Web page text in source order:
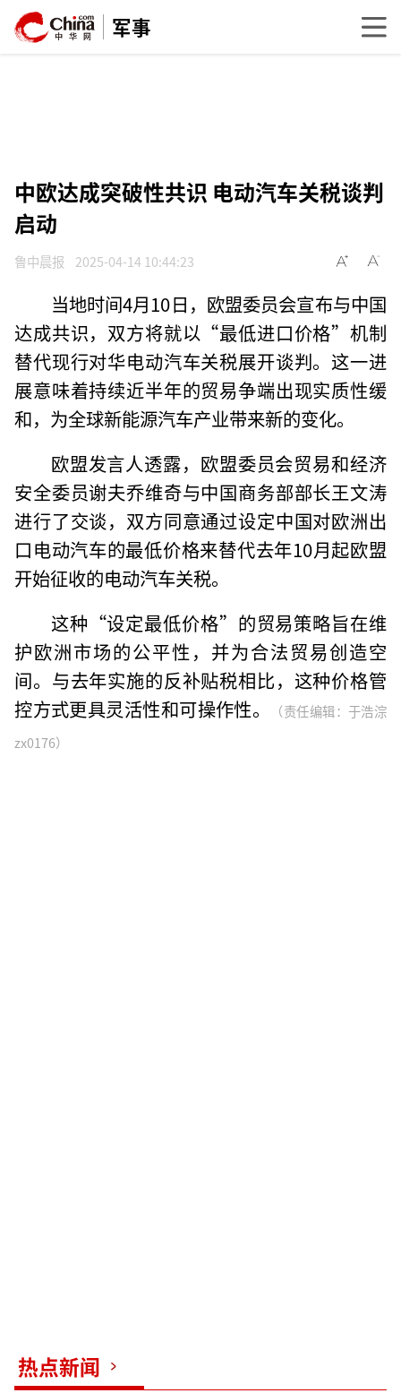
军事
中欧达成突破性共识 电动汽车关税谈判
启动
鲁中晨报 2025-04-14 10:44:23
当地时间4月10日，欧盟委员会宣布与中国
达成共识，双方将就以“最低进口价格”机制
替代现行对华电动汽车关税展开谈判。这一进
展意味着持续近半年的贸易争端出现实质性缓
和，为全球新能源汽车产业带来新的变化。
欧盟发言人透露，欧盟委员会贸易和经济
安全委员谢夫乔维奇与中国商务部部长王文涛
进行了交谈，双方同意通过设定中国对欧洲出
口电动汽车的最低价格来替代去年10月起欧盟
开始征收的电动汽车关税。
这种“设定最低价格”的贸易策略旨在维
护欧洲市场的公平性，并为合法贸易创造空
间。与去年实施的反补贴税相比，这种价格管
控方式更具灵活性和可操作性。
（责任编辑：于浩淙
zx0176）
热点新闻